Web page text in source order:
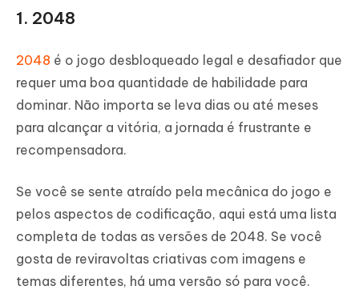
1. 2048
2048 é o jogo desbloqueado legal e desafiador que
requer uma boa quantidade de habilidade para
dominar. Não importa se leva dias ou até meses
para alcançar a vitória, a jornada é frustrante e
recompensadora.
Se você se sente atraído pela mecânica do jogo e
pelos aspectos de codificação, aqui está uma lista
completa de todas as versões de 2048. Se você
gosta de reviravoltas criativas com imagens e
temas diferentes, há uma versão só para você.